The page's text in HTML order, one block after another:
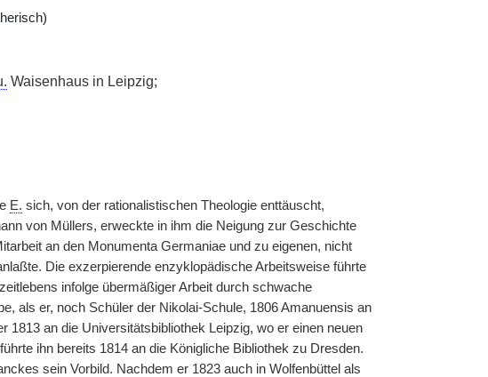
Waisenhaus in Leipzig;
E. sich, von der rationalistischen Theologie enttäuscht,
von Müllers, erweckte in ihm die Neigung zur Geschichte
an den Monumenta Germaniae und zu eigenen, nicht
Die exzerpierende enzyklopädische Arbeitsweise führte
infolge übermäßiger Arbeit durch schwache
als er, noch Schüler der Nikolai-Schule, 1806 Amanuensis an
an die Universitätsbibliothek Leipzig, wo er einen neuen
ihn bereits 1814 an die Königliche Bibliothek zu Dresden.
sein Vorbild. Nachdem er 1823 auch in Wolfenbüttel als